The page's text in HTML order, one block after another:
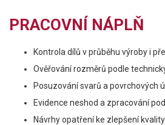
PRACOVNÍ NÁPLŇ
Kontrola dílů v průběhu výroby i
Ověřování rozměrů podle
Posuzování svarů a povrchových
Evidence neshod a zpracování
Návrhy opatření ke zlepšení kvality